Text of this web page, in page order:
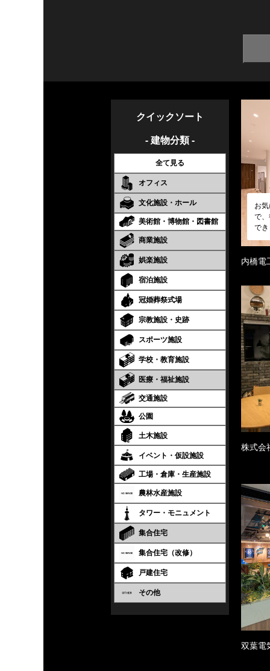
クイックソート
- 建物分類 -
全て見る
オフィス
文化施設・ホール
美術館・博物館・図書館
商業施設
娯楽施設
宿泊施設
冠婚葬祭式場
宗教施設・史跡
スポーツ施設
学校・教育施設
医療・福祉施設
交通施設
公園
土木施設
イベント・仮設施設
工場・倉庫・生産施設
農林水産施設
タワー・モニュメント
集合住宅
集合住宅（改修）
戸建住宅
その他
お
で
で
内橋電
株式会
双葉電